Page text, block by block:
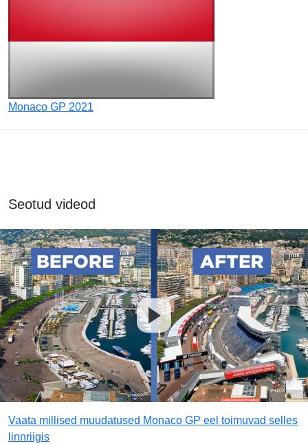
Monaco GP 2021
Seotud videod
Vaata millised muudatused Monaco GP eel toimuvad selles
linnriigis